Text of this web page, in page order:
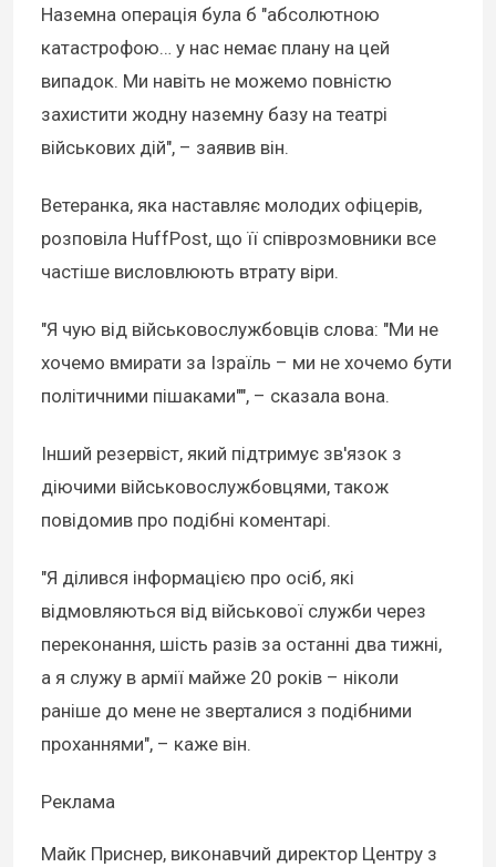
Наземна операція була б "абсолютною
катастрофою… у нас немає плану на цей
випадок. Ми навіть не можемо повністю
захистити жодну наземну базу на театрі
військових дій", – заявив він.
Ветеранка, яка наставляє молодих офіцерів,
розповіла HuffPost, що її співрозмовники все
частіше висловлюють втрату віри.
"Я чую від військовослужбовців слова: "Ми не
хочемо вмирати за Ізраїль – ми не хочемо бути
політичними пішаками"", – сказала вона.
Інший резервіст, який підтримує зв'язок з
діючими військовослужбовцями, також
повідомив про подібні коментарі.
"Я ділився інформацією про осіб, які
відмовляються від військової служби через
переконання, шість разів за останні два тижні,
а я служу в армії майже 20 років – ніколи
раніше до мене не зверталися з подібними
проханнями", – каже він.
Реклама
Майк Приснер, виконавчий директор Центру з